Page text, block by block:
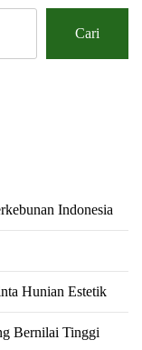
Cari
Indonesia
Hunian Estetik
Bernilai Tinggi